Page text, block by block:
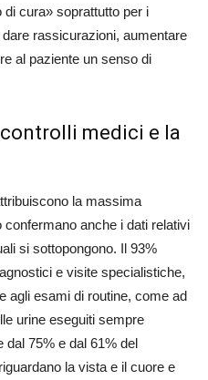
cura» soprattutto per i
rassicurazioni, aumentare
al paziente un senso di
medici e la
la massima
anche i dati relativi
si sottopongono. Il 93%
e visite specialistiche,
agli esami di routine, come ad
urine eseguiti sempre
dal 75% e dal 61% del
la vista e il cuore e